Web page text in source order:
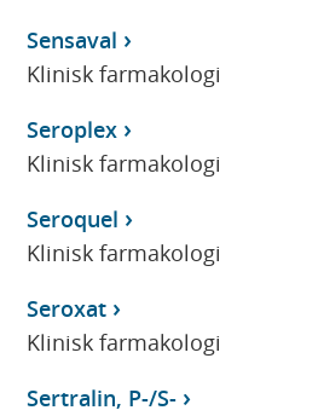
Sensaval
Klinisk farmakologi
Seroplex
Klinisk farmakologi
Seroquel
Klinisk farmakologi
Seroxat
Klinisk farmakologi
Sertralin, P-/S-